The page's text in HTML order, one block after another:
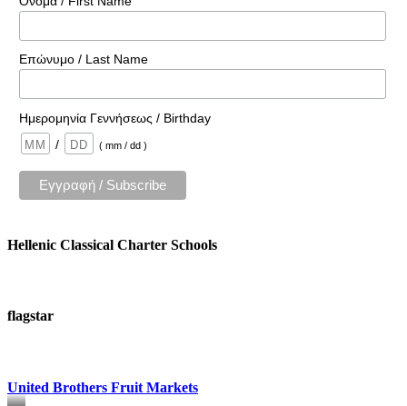
Επώνυμο / Last Name
Ημερομηνία Γεννήσεως / Birthday
/
( mm / dd )
Hellenic Classical Charter Schools
flagstar
United Brothers Fruit Markets